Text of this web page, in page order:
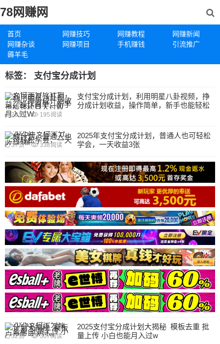
78网赚网
首页 网赚技巧 网赚教程
网赚新闻
网赚杂谈
网赚项目 手机赚钱
引流推广
薅羊毛
标签： 支付宝分成计划
支付宝分成计划，利用明星八卦视频，挣
分成计划收益，操作简单，新手也能轻松
月入过W
22赞 195 阅读
2025年支付宝分成计划，普通人也可轻松
学会，一天收益3张
37赞 338阅读
2025支付宝分成计划大揭秘 模板去重 批
量上传 小白也能月入过w
32赞 307阅读